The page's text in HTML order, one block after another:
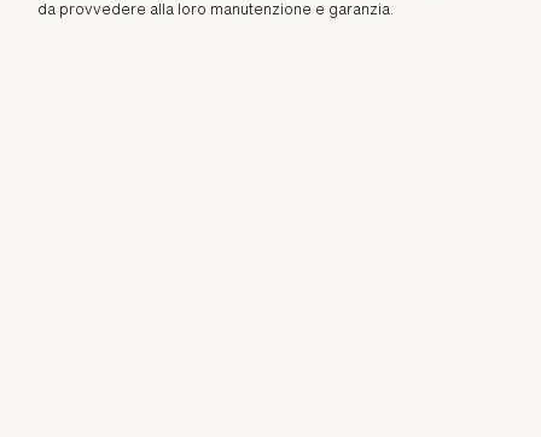
da provvedere alla loro manutenzione e garanzia.